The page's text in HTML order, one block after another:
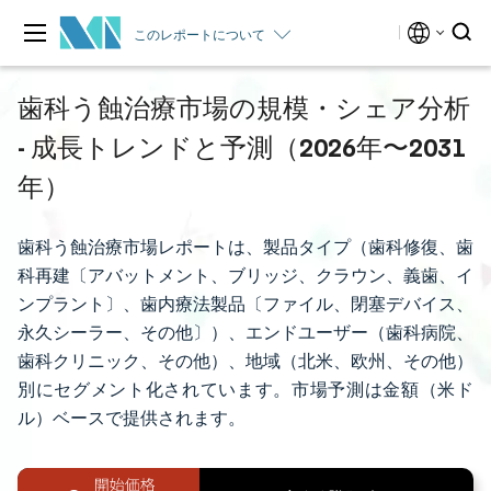
このレポートについて
歯科う蝕治療市場の規模・シェア分析
- 成長トレンドと予測（2026年〜2031
年）
歯科う蝕治療市場レポートは、製品タイプ（歯科修復、歯
科再建〔アバットメント、ブリッジ、クラウン、義歯、イ
ンプラント〕、歯内療法製品〔ファイル、閉塞デバイス、
永久シーラー、その他〕）、エンドユーザー（歯科病院、
歯科クリニック、その他）、地域（北米、欧州、その他）
別にセグメント化されています。市場予測は金額（米ド
ル）ベースで提供されます。